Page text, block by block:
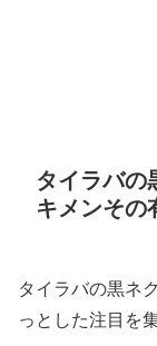
タイラバの
キメンその
タイラバの黒ネ
っとした注目を